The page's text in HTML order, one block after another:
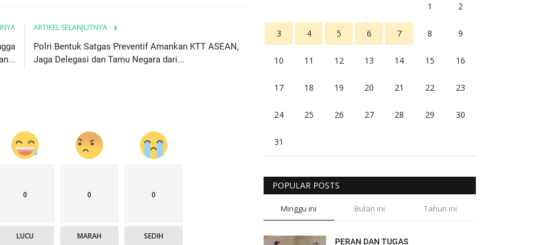
ARTIKEL SELANJUTNYA
Polri Bentuk Satgas Preventif Amankan KTT ASEAN,
Jaga Delegasi dan Tamu Negara dari...
0
LUCU
0
MARAH
0
SEDIH
1 2
3 4 5 6 7 8 9
10 11 12 13 14 15 16
17 18 19 20 21 22 23
24 25 26 27 28 29 30
31
POPULAR POSTS
Minggu ini Bulan ini Tahun ini
PERAN DAN TUGAS